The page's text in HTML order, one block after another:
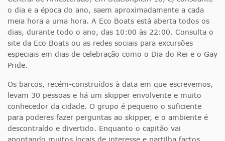
o dia e a época do ano, saem aproximadamente a cada
meia hora a uma hora. A Eco Boats está aberta todos os
dias, durante todo o ano, das 10:00 às 22:00. Consulta o
site da Eco Boats ou as redes sociais para excursões
especiais em dias de celebração como o Dia do Rei e o Gay
Pride.
Os barcos, recém-construídos à data em que escrevemos,
levam 30 pessoas e há um skipper envolvente e muito
conhecedor da cidade. O grupo é pequeno o suficiente
para poderes fazer perguntas ao skipper, e o ambiente é
descontraído e divertido. Enquanto o capitão vai
apontando muitos locais de interesse e partilha factos